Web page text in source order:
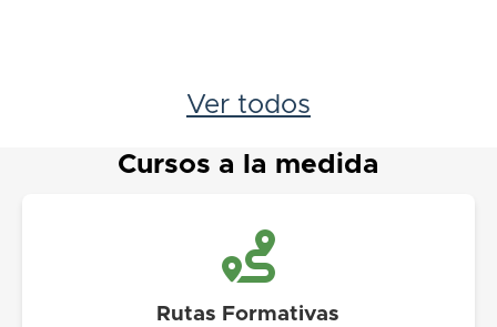
Ver todos
Cursos a la medida
Rutas Formativas